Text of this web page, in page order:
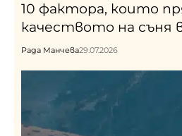
10 фактора, които
качеството на съня
Рада Манчева29.07.2026